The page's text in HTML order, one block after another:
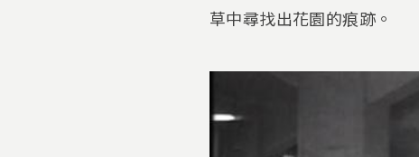
草中尋找出花園的痕跡。